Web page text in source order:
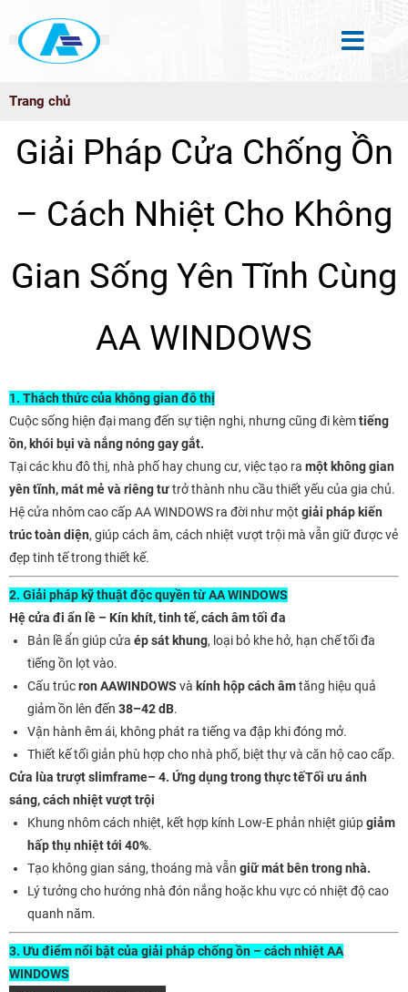
Trang chủ
Giải Pháp Cửa Chống Ồn
– Cách Nhiệt Cho Không
Gian Sống Yên Tĩnh Cùng
AA WINDOWS
1. Thách thức của không gian đô thị
Cuộc sống hiện đại mang đến sự tiện nghi, nhưng cũng đi kèmtiếng
ồn, khói bụi và nắng nóng gay gắt.
Tại các khu đô thị, nhà phố hay chung cư, việc tạo ra một không gian
yên tĩnh, mát mẻ và riêng tưtrở thành nhu cầu thiết yếu của gia chủ.
Hệ cửa nhôm cao cấp AA WINDOWS ra đời như một giải pháp kiến
trúc toàn diện, giúp cách âm, cách nhiệt vượt trội mà vẫn giữ được vẻ
đẹp tinh tế trong thiết kế.
2. Giải pháp kỹ thuật độc quyền từ AA WINDOWS
Hệ cửa đi ẩn lề – Kín khít, tinh tế, cách âm tối đa
Bản lề ẩn giúp cửa ép sát khung, loại bỏ khe hở, hạn chế tối đa
tiếng ồn lọt vào.
Cấu trúcron AAWINDOWS và kính hộp cách âmtăng hiệu quả
giảm ồn lên đến 38–42 dB.
Vận hành êm ái, không phát ra tiếng va đập khi đóng mở.
Thiết kế tối giản phù hợp cho nhà phố, biệt thự và căn hộ cao cấp.
Cửa lùa trượt slimframe– 4. Ứng dụng trong thực tếTối ưu ánh
sáng, cách nhiệt vượt trội
Khung nhôm cách nhiệt, kết hợp kính Low-E phản nhiệt giúpgiảm
hấp thụ nhiệt tới 40%.
Tạo không gian sáng, thoáng mà vẫn giữ mát bên trong nhà.
Lý tưởng cho hướng nhà đón nắng hoặc khu vực có nhiệt độ cao
quanh năm.
3. Ưu điểm nổi bật của giải pháp chống ồn – cách nhiệt AA
WINDOWS